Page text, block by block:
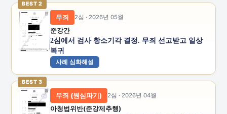
BEST 2
무죄 2심 · 2026년 05월
준강간
2심에서 검사 항소기각 결정. 무죄 선고받고 일상
복귀
사례 심화해설
BEST 3
무죄 (원심파기) 2심 · 2026년 04월
아청법위반(준강제추행)